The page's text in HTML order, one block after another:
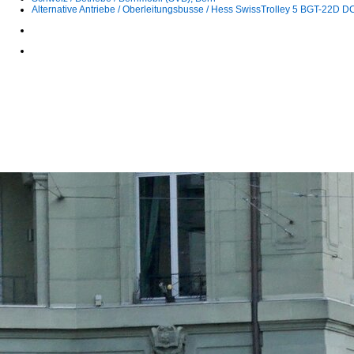
Alternative Antriebe / Oberleitungsbusse / Hess SwissTrolley 5 BGT-22D